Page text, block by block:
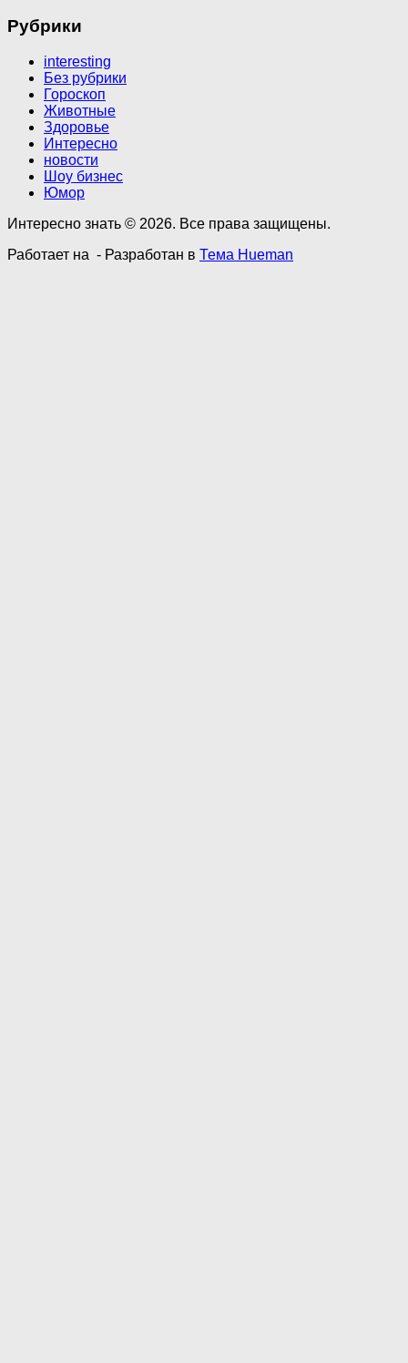
Рубрики
interesting
Без рубрики
Гороскоп
Животные
Здоровье
Интересно
новости
Шоу бизнес
Юмор
Интересно знать © 2026. Все права защищены.
Работает на - Разработан в Тема Hueman